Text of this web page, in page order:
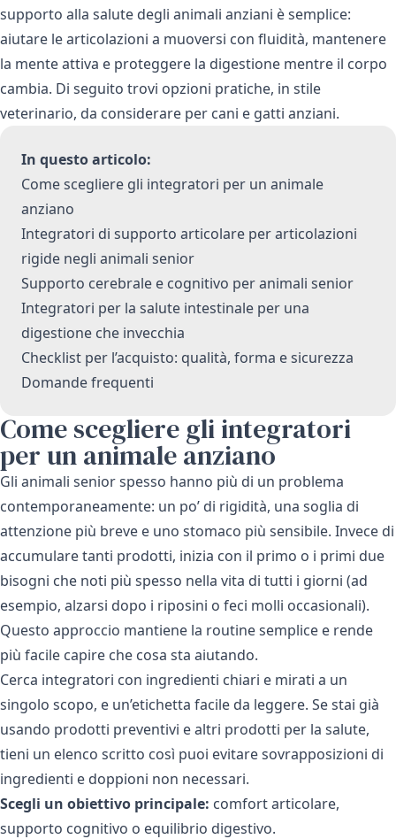
supporto alla salute degli animali anziani è semplice:
aiutare le articolazioni a muoversi con fluidità, mantenere
la mente attiva e proteggere la digestione mentre il corpo
cambia. Di seguito trovi opzioni pratiche, in stile
veterinario, da considerare per cani e gatti anziani.
In questo articolo:
Come scegliere gli integratori per un animale
anziano
Integratori di supporto articolare per articolazioni
rigide negli animali senior
Supporto cerebrale e cognitivo per animali senior
Integratori per la salute intestinale per una
digestione che invecchia
Checklist per l’acquisto: qualità, forma e sicurezza
Domande frequenti
Come scegliere gli integratori
per un animale anziano
Gli animali senior spesso hanno più di un problema
contemporaneamente: un po’ di rigidità, una soglia di
attenzione più breve e uno stomaco più sensibile. Invece di
accumulare tanti prodotti, inizia con il primo o i primi due
bisogni che noti più spesso nella vita di tutti i giorni (ad
esempio, alzarsi dopo i riposini o feci molli occasionali).
Questo approccio mantiene la routine semplice e rende
più facile capire che cosa sta aiutando.
Cerca integratori con ingredienti chiari e mirati a un
singolo scopo, e un’etichetta facile da leggere. Se stai già
usando prodotti preventivi e altri prodotti per la salute,
tieni un elenco scritto così puoi evitare sovrapposizioni di
ingredienti e doppioni non necessari.
Scegli un obiettivo principale: comfort articolare,
supporto cognitivo o equilibrio digestivo.